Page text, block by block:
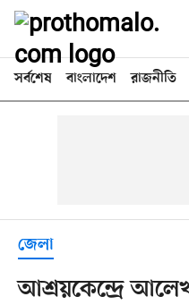
সর্বশেষ বাংলাদেশ রাজনীতি
জেলা
আশ্রয়কেন্দ্রে